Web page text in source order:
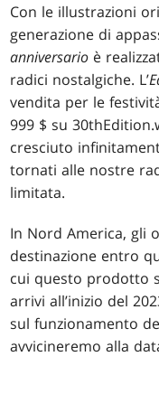
Con le illustrazioni
generazione di
anniversario è
radici nostalgiche. L’
vendita per le
999 $ su
cresciuto
tornati alle nostre
limitata.
In Nord America, gli
destinazione entro
cui questo prodotto
arrivi all’inizio del
sul funzionamento
avvicineremo alla